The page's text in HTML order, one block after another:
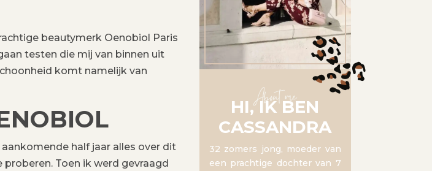
beautymerk Oenobiol Paris
testen die mij van binnen uit
komt namelijk van
half jaar alles over dit
Toen ik werd gevraagd
About me
HI, IK BEN
CASSANDRA
32 zomers jong, moeder van
een prachtige dochter van 7